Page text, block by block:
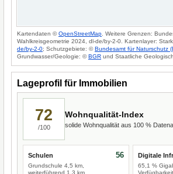
Kartendaten ©OpenStreetMap . Weitere Grenzen:
Wahlkreisgeometrie 2024, dl-de/by-2-0. Kartenlayer:
de/by-2-0; Schutzgebiete: ©Bundesamt für Naturschutz
Grundwasser/Geologie: ©BGR und Staatliche
Lageprofil für Immobilien
72
/100
Wohnqualität-Index
solide Wohnqualität aus 100 %
Schulen
Grundschule 4,5 km,
weiterführend 1,3 km
56 Digitale
65,1 %
Verfügbarkeit